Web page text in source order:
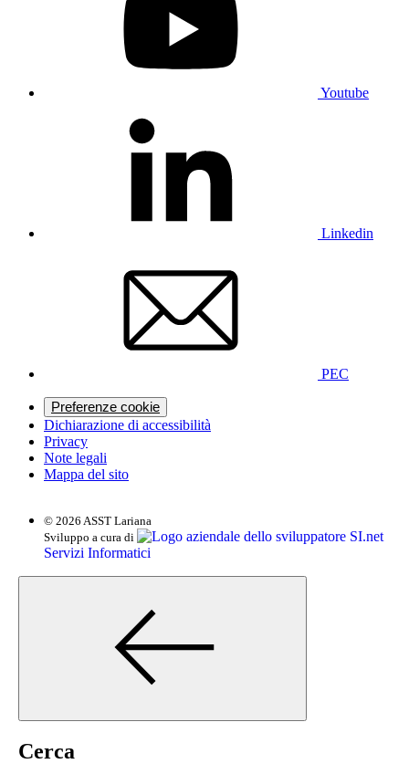
Youtube
Linkedin
PEC
Preferenze cookie
Dichiarazione di accessibilità
Privacy
Note legali
Mappa del sito
© 2026 ASST Lariana
Sviluppo a cura di
SI.net
Servizi Informatici
Cerca